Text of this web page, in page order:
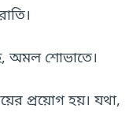
অমল শোভাতে।
প্রয়োগ হয়। যথা,